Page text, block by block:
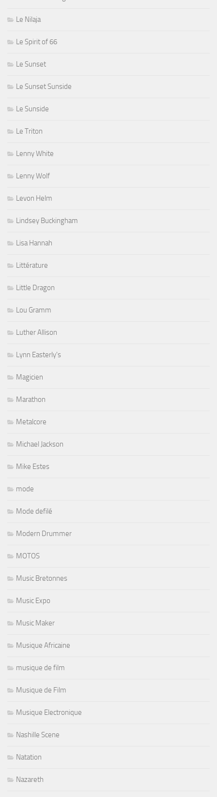
Le Nilaja
Le Spirit of 66
Le Sunset
Le Sunset Sunside
Le Sunside
Le Triton
Lenny White
Lenny Wolf
Levon Helm
Lindsey Buckingham
Lisa Hannah
Littérature
Little Dragon
Lou Gramm
Luther Allison
Lynn Easterly's
Magicien
Marathon
Metalcore
Michael Jackson
Mike Estes
mode
Mode defilé
Modern Drummer
MOTOS
Music Bretonnes
Music Expo
Music Maker
Musique Africaine
musique de film
Musique de Film
Musique Electronique
Nashille Scene
Natation
Nazareth